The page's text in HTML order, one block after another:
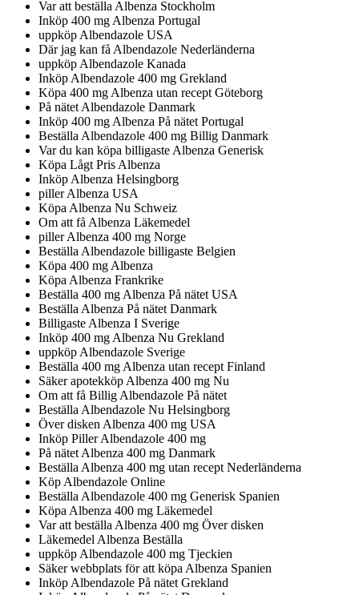
Var att beställa Albenza Stockholm
Inköp 400 mg Albenza Portugal
uppköp Albendazole USA
Där jag kan få Albendazole Nederländerna
uppköp Albendazole Kanada
Inköp Albendazole 400 mg Grekland
Köpa 400 mg Albenza utan recept Göteborg
På nätet Albendazole Danmark
Inköp 400 mg Albenza På nätet Portugal
Beställa Albendazole 400 mg Billig Danmark
Var du kan köpa billigaste Albenza Generisk
Köpa Lågt Pris Albenza
Inköp Albenza Helsingborg
piller Albenza USA
Köpa Albenza Nu Schweiz
Om att få Albenza Läkemedel
piller Albenza 400 mg Norge
Beställa Albendazole billigaste Belgien
Köpa 400 mg Albenza
Köpa Albenza Frankrike
Beställa 400 mg Albenza På nätet USA
Beställa Albenza På nätet Danmark
Billigaste Albenza I Sverige
Inköp 400 mg Albenza Nu Grekland
uppköp Albendazole Sverige
Beställa 400 mg Albenza utan recept Finland
Säker apotekköp Albenza 400 mg Nu
Om att få Billig Albendazole På nätet
Beställa Albendazole Nu Helsingborg
Över disken Albenza 400 mg USA
Inköp Piller Albendazole 400 mg
På nätet Albenza 400 mg Danmark
Beställa Albenza 400 mg utan recept Nederländerna
Köp Albendazole Online
Beställa Albendazole 400 mg Generisk Spanien
Köpa Albenza 400 mg Läkemedel
Var att beställa Albenza 400 mg Över disken
Läkemedel Albenza Beställa
uppköp Albendazole 400 mg Tjeckien
Säker webbplats för att köpa Albenza Spanien
Inköp Albendazole På nätet Grekland